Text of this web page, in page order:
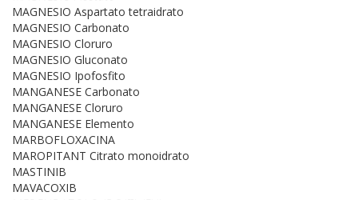
MAGNESIO Aspartato tetraidrato
MAGNESIO Carbonato
MAGNESIO Cloruro
MAGNESIO Gluconato
MAGNESIO Ipofosfito
MANGANESE Carbonato
MANGANESE Cloruro
MANGANESE Elemento
MARBOFLOXACINA
MAROPITANT Citrato monoidrato
MASTINIB
MAVACOXIB